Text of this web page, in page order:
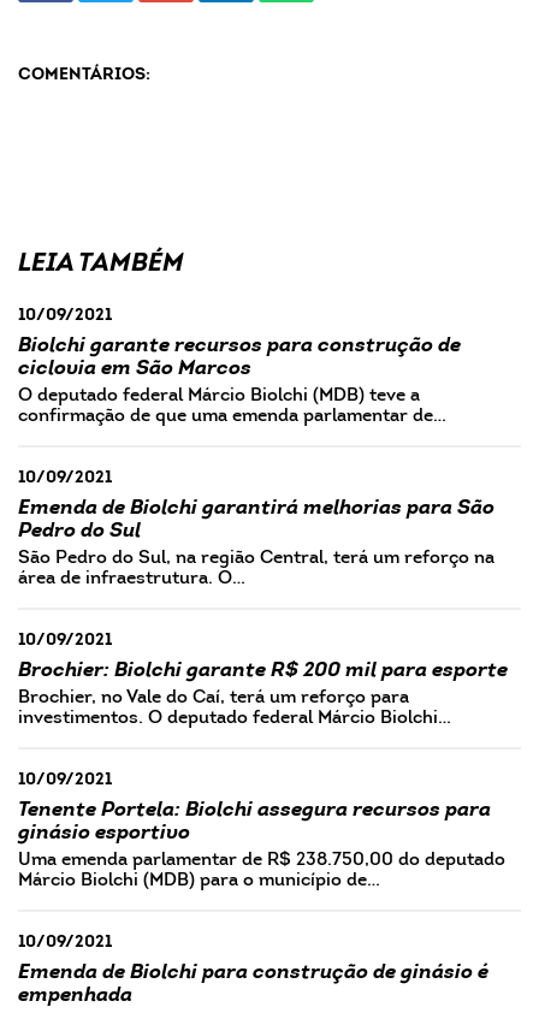
COMENTÁRIOS:
LEIA TAMBÉM
10/09/2021
Biolchi garante recursos para construção de
ciclovia em São Marcos
O deputado federal Márcio Biolchi (MDB) teve a
confirmação de que uma emenda parlamentar de…
10/09/2021
Emenda de Biolchi garantirá melhorias para São
Pedro do Sul
São Pedro do Sul, na região Central, terá um reforço na
área de infraestrutura. O…
10/09/2021
Brochier: Biolchi garante R$ 200 mil para esporte
Brochier, no Vale do Caí, terá um reforço para
investimentos. O deputado federal Márcio Biolchi…
10/09/2021
Tenente Portela: Biolchi assegura recursos para
ginásio esportivo
Uma emenda parlamentar de R$ 238.750,00 do deputado
Márcio Biolchi (MDB) para o município de…
10/09/2021
Emenda de Biolchi para construção de ginásio é
empenhada